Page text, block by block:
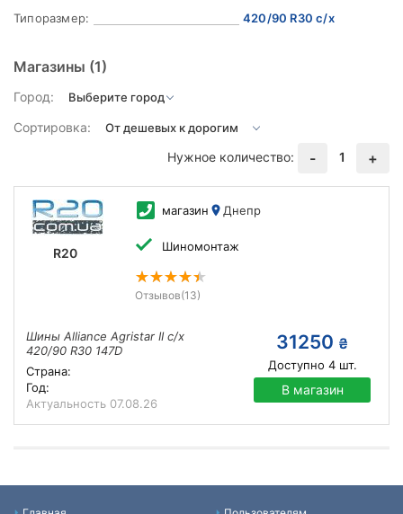
Типоразмер:
420/90 R30 с/х
Магазины (1)
Город:
Сортировка:
Нужное количество:
- 1 +
R20
магазин Днепр
Шиномонтаж
Отзывов(13)
Шины Alliance Agristar II с/х
420/90 R30 147D
Страна:
Год:
Актуальность 07.08.26
31250 ₴
Доступно 4шт.
В магазин